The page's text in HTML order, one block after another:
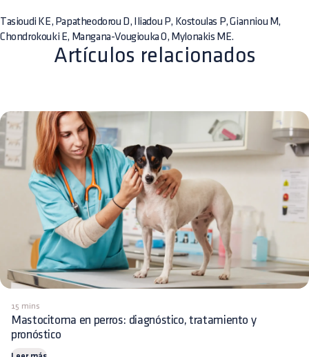
Tasioudi KE, Papatheodorou D, Iliadou P, Kostoulas P, Gianniou M,
Chondrokouki E, Mangana-Vougiouka O, Mylonakis ME.
Artículos relacionados
15 mins
Mastocitoma en perros: diagnóstico, tratamiento y
pronóstico